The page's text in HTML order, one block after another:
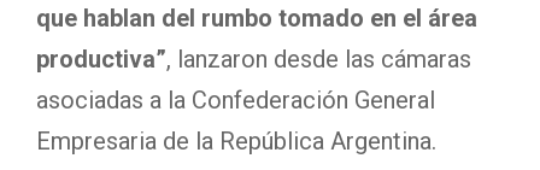
que hablan del rumbo tomado en el área
productiva”, lanzaron desde las cámaras
asociadas a la Confederación General
Empresaria de la República Argentina.